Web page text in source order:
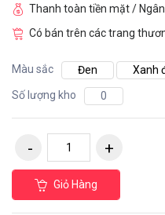
Thanh toàn tiền mặt /
Có bán trên các trang
Màu sắc Đen
Xanh
Số lượng kho
0
Giỏ Hàng